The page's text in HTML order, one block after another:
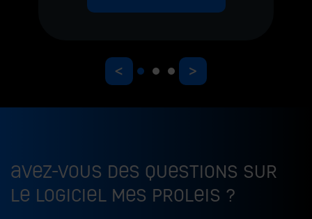
< >
Avez-vous des questions sur
le logiciel MES ProLeiS ?